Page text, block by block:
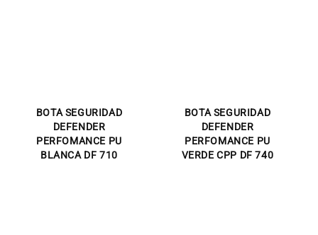
BOTA SEGURIDAD
DEFENDER
PERFOMANCE PU
BLANCA DF 710
BOTA SEGURIDAD
DEFENDER
PERFOMANCE PU
VERDE CPP DF 740